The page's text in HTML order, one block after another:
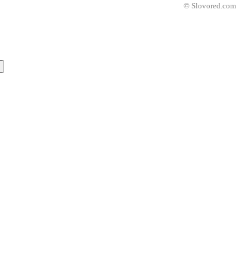
© Slovored.com